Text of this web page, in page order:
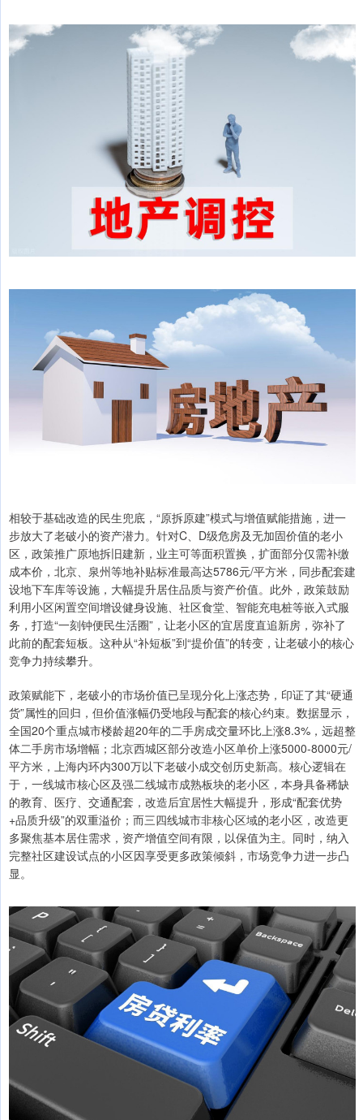
相较于基础改造的民生兜底，“原拆原建”模式与增值赋能措施，进一
步放大了老破小的资产潜力。针对C、D级危房及无加固价值的老小
区，政策推广原地拆旧建新，业主可等面积置换，扩面部分仅需补缴
成本价，北京、泉州等地补贴标准最高达5786元/平方米，同步配套建
设地下车库等设施，大幅提升居住品质与资产价值。此外，政策鼓励
利用小区闲置空间增设健身设施、社区食堂、智能充电桩等嵌入式服
务，打造“一刻钟便民生活圈”，让老小区的宜居度直追新房，弥补了
此前的配套短板。这种从“补短板”到“提价值”的转变，让老破小的核心
竞争力持续攀升。
政策赋能下，老破小的市场价值已呈现分化上涨态势，印证了其“硬通
货”属性的回归，但价值涨幅仍受地段与配套的核心约束。数据显示，
全国20个重点城市楼龄超20年的二手房成交量环比上涨8.3%，远超整
体二手房市场增幅；北京西城区部分改造小区单价上涨5000-8000元/
平方米，上海内环内300万以下老破小成交创历史新高。核心逻辑在
于，一线城市核心区及强二线城市成熟板块的老小区，本身具备稀缺
的教育、医疗、交通配套，改造后宜居性大幅提升，形成“配套优势
+品质升级”的双重溢价；而三四线城市非核心区域的老小区，改造更
多聚焦基本居住需求，资产增值空间有限，以保值为主。同时，纳入
完整社区建设试点的小区因享受更多政策倾斜，市场竞争力进一步凸
显。